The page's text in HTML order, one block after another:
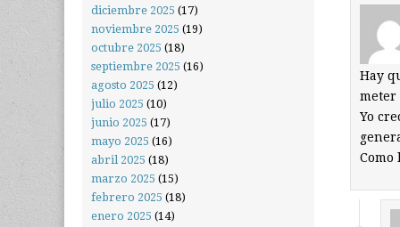
Hay
meter
Yo
Como
diciembre 2025 (17)
noviembre 2025 (19)
octubre 2025 (18)
septiembre 2025 (16)
agosto 2025 (12)
julio 2025 (10)
junio 2025 (17)
mayo 2025 (16)
abril 2025 (18)
marzo 2025 (15)
febrero 2025 (18)
enero 2025 (14)